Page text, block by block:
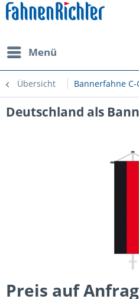
Menü
Übersicht Bannerfahne C-
Deutschland als
Preis auf